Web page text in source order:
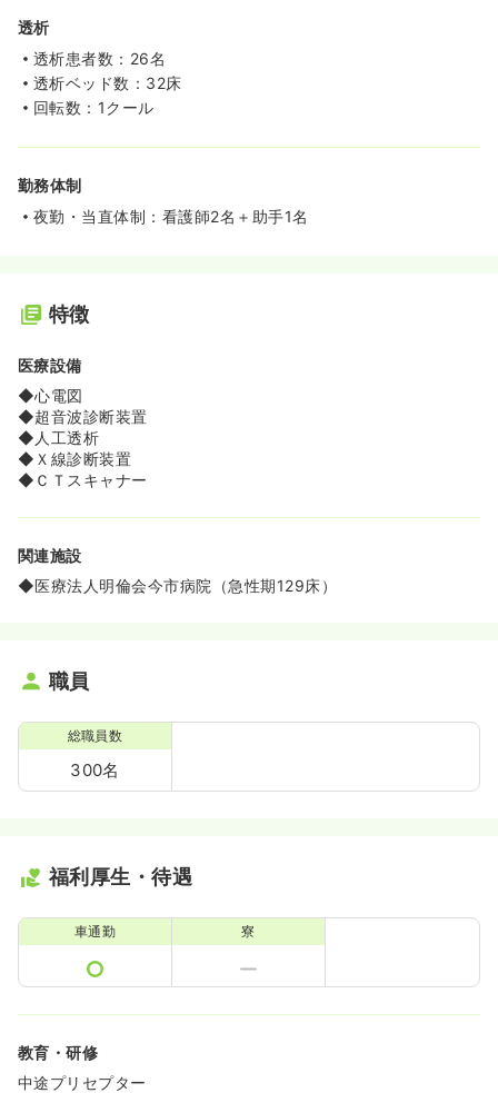
透析
透析患者数：26名
透析ベッド数：32床
回転数：1クール
勤務体制
夜勤・当直体制：看護師2名＋助手1名
特徴
医療設備
◆心電図
◆超音波診断装置
◆人工透析
◆Ｘ線診断装置
◆ＣＴスキャナー
関連施設
◆医療法人明倫会今市病院（急性期129床）
職員
総職員数
300名
福利厚生・待遇
車通勤 寮
教育・研修
中途プリセプター